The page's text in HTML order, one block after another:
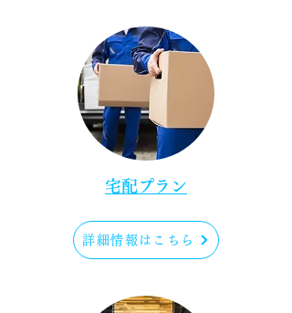
宅配プラン
詳細情報はこちら